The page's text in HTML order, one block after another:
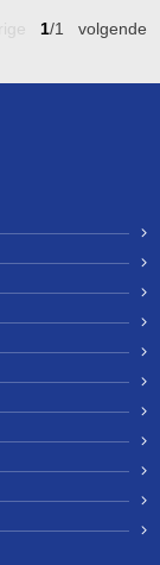
1/1volgende